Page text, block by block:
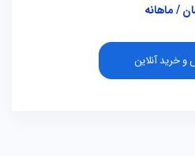
/ ماهانه
خرید آنلاین